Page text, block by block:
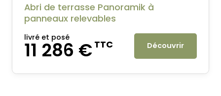
Abri de terrasse Panoramik à
panneaux relevables
livré et posé
11 286 €TTC Découvrir